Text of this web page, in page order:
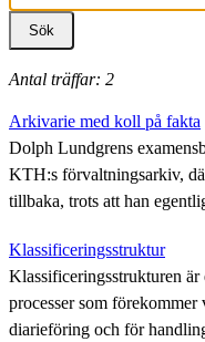
Antal träffar: 2
Arkivarie med koll på fakta
Dolph Lundgrens
KTH:s förvaltningsarkiv,
tillbaka, trots att han
Klassificeringsstruktur
Klassificeringsstrukturen är
processer som
diarieföring och för